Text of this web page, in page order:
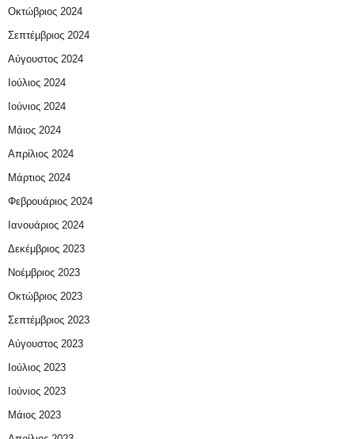
Οκτώβριος 2024
Σεπτέμβριος 2024
Αύγουστος 2024
Ιούλιος 2024
Ιούνιος 2024
Μάιος 2024
Απρίλιος 2024
Μάρτιος 2024
Φεβρουάριος 2024
Ιανουάριος 2024
Δεκέμβριος 2023
Νοέμβριος 2023
Οκτώβριος 2023
Σεπτέμβριος 2023
Αύγουστος 2023
Ιούλιος 2023
Ιούνιος 2023
Μάιος 2023